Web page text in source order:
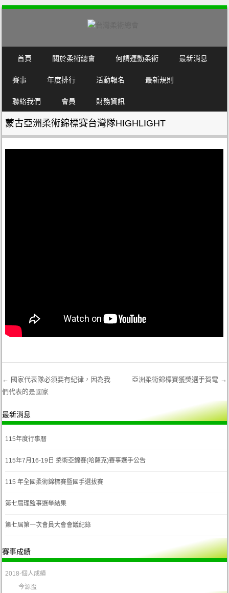
MENU
SKIP TO CONTENT
首頁 關於柔術總會 何謂運動柔術 最新消息
賽事 年度排行 活動報名 最新規則
聯絡我們 會員 財務資訊
蒙古亞洲柔術錦標賽台灣隊HIGHLIGHT
Post navigation
← 國家代表隊必須要有紀律，因為我
們代表的是國家
亞洲柔術錦標賽獲獎選手賀電 →
最新消息
115年度行事曆
115年7月16-19日 柔術亞錦賽(哈薩克)賽事選手公告
115 年全國柔術錦標賽暨國手選拔賽
第七屆理監事選舉結果
第七屆第一次會員大會會議紀錄
賽事成績
2018-個人成績
今源盃